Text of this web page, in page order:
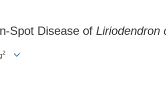
Spot Disease of Liriodendron
2